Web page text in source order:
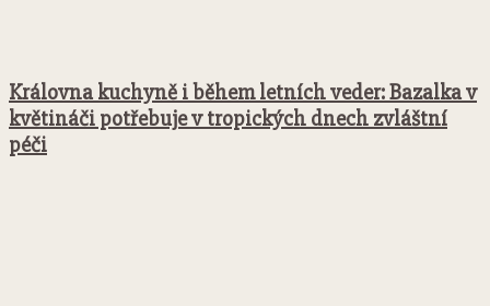
Královna kuchyně i během letních veder: Bazalka v
květináči potřebuje v tropických dnech zvláštní
péči